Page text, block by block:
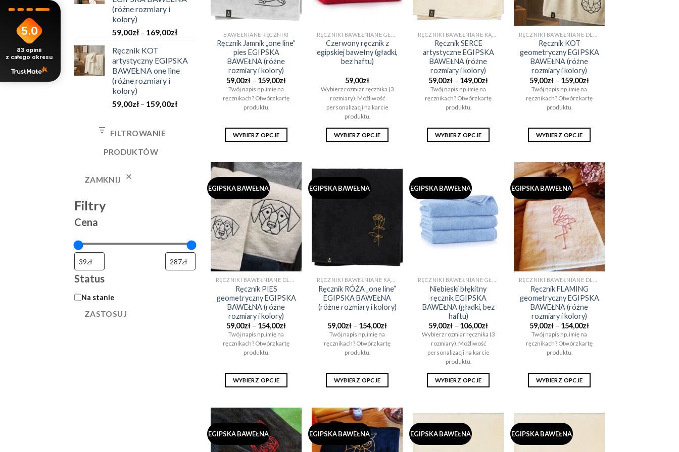
do
(różne rozmiary i
kolory)
59,00zł – 169,00złZakres
59,00zł
do
Ręcznik KOT
artystyczny EGIPSKA
BAWEŁNA one line
(różne rozmiary i
kolory)
59,00zł – 159,00złZakres
FILTROWANIE
PRODUKTÓW
ZAMKNIJ
Filtry
Cena
Status
STATUS
Na stanie
ZASTOSUJ
stronie
produktu
stronie
produktu
stronie
produktu
BAWEŁNIANE RĘCZNIKI
Ręcznik Jamnik „one line”
pies EGIPSKA
BAWEŁNA (różne
rozmiary i kolory)
59,00zł – 159,00złZakres
59,00zł
Twój napis np. imię na
ręcznikach? Otwórz kartę
produktu.
WYBIERZ OPCJE
ma
wiele
wariantów.
Opcje
można
wybrać
na
stronie
produktu
Czerwony ręcznik z
egipskiej bawełny (gładki,
bez haftu)
59,00zł
Wybierz rozmiar ręcznika (3
rozmiary). Możliwość
personalizacji na karcie
produktu.
WYBIERZ OPCJE
ma
wiele
wariantów.
można
wybrać
produktu
Ręcznik SERCE
artystyczne EGIPSKA
BAWEŁNA (różne
rozmiary i kolory)
59,00zł – 149,00złZakres
59,00zł
Twój napis np. imię na
ręcznikach? Otwórz kartę
produktu.
WYBIERZ OPCJE
wiele
wariantów.
Opcje
można
wybrać
na
Ręcznik KOT
geometryczny EGIPSKA
BAWEŁNA (różne
rozmiary i kolory)
59,00zł – 159,00złZakres
59,00zł
Twój napis np. imię na
ręcznikach? Otwórz kartę
produktu.
WYBIERZ OPCJE
ma
wiele
wariantów.
Opcje
można
wybrać
na
stronie
produktu
EGIPSKA BAWEŁNA
Ręcznik PIES
geometryczny EGIPSKA
BAWEŁNA (różne
rozmiary i kolory)
59,00zł – 154,00złZakres
59,00zł
Twój napis np. imię na
ręcznikach? Otwórz kartę
produktu.
WYBIERZ OPCJE
ma
wiele
wariantów.
EGIPSKA BAWEŁNA
Ręcznik RÓŻA „one line”
EGIPSKA BAWEŁNA
(różne rozmiary i kolory)
59,00zł – 154,00złZakres
59,00zł
Twój napis np. imię na
ręcznikach? Otwórz kartę
produktu.
WYBIERZ OPCJE
ma
wiele
wariantów.
EGIPSKA BAWEŁNA
Niebieski błękitny
ręcznik EGIPSKA
BAWEŁNA (gładki, bez
haftu)
59,00zł – 106,00złZakres
cen:
od
do
Wybierz rozmiar ręcznika (3
rozmiary). Możliwość
personalizacji na karcie
produktu.
WYBIERZ OPCJE
ma
wiele
wariantów.
EGIPSKA BAWEŁNA
Ręcznik FLAMING
geometryczny EGIPSKA
BAWEŁNA (różne
rozmiary i kolory)
59,00zł – 154,00złZakres
59,00zł
Twój napis np. imię na
ręcznikach? Otwórz kartę
produktu.
WYBIERZ OPCJE
ma
wiele
wariantów.
EGIPSKA BAWEŁNA EGIPSKA BAWEŁNA EGIPSKA BAWEŁNA EGIPSKA BAWEŁNA
5.0
83 opinii
z całego okresu